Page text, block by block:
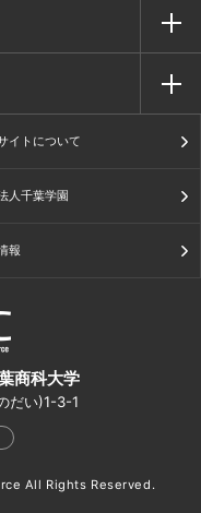
イトについて
人千葉学園
報
商科大学
だい)1-3-1
All Rights Reserved.